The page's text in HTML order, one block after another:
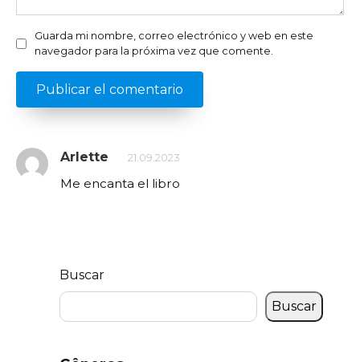
Guarda mi nombre, correo electrónico y web en este
navegador para la próxima vez que comente.
Arlette 21.09.2023
Me encanta el libro
Buscar
Buscar